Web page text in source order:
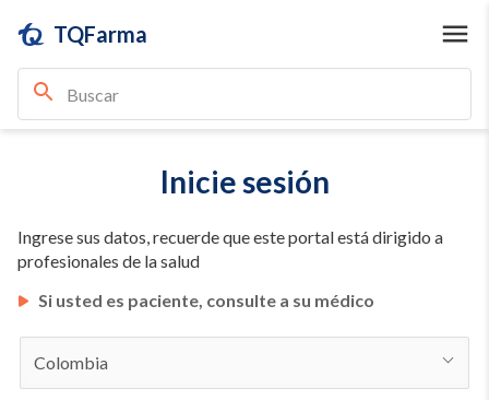
TQFarma
Inicie sesión
Ingrese sus datos, recuerde que este portal está dirigido a
profesionales de la salud
Si usted es paciente, consulte a su médico